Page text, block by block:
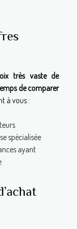
très vaste de
de comparer
à vous :
spécialisée
ayant